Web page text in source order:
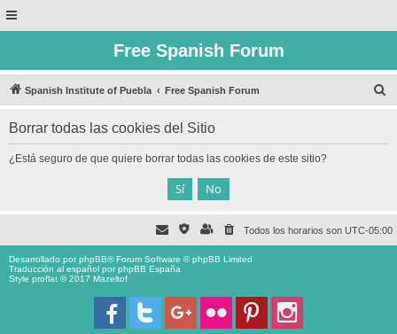
Free Spanish Forum
Spanish Institute of Puebla Free Spanish Forum
Borrar todas las cookies del Sitio
¿Está seguro de que quiere borrar todas las cookies de este sitio?
Todos los horarios son UTC-05:00
Desarrollado porphpBB® Forum Software © phpBB Limited
Traducción al español porphpBB España
Style proflat © 2017 Mazeltof